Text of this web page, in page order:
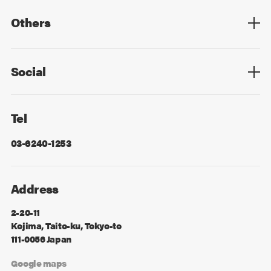
Others
Social
Tel
03-6240-1253
Address
2-20-11
Kojima, Taito-ku, Tokyo-to
111-0056 Japan
Google maps